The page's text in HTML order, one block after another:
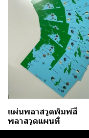
แผ่นพลาสวูดพิมพ์สี
พลาสวูดแผนที่